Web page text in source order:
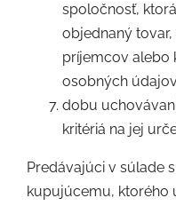
spoločnosť,
objednaný tovar,
príjemcov alebo
osobných
dobu
kritériá na jej
Predávajúci v súlade
kupujúcemu, ktorého